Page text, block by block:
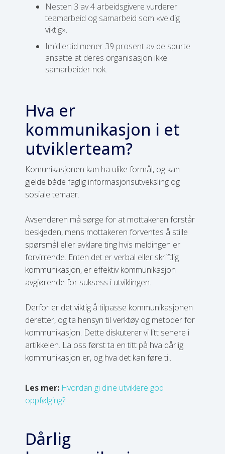
Nesten 3 av 4 arbeidsgivere vurderer
teamarbeid og samarbeid som «veldig
viktig».
Imidlertid mener 39 prosent av de spurte
ansatte at deres organisasjon ikke
samarbeider nok.
Hva er
kommunikasjon i et
utviklerteam?
Komunikasjonen kan ha ulike formål, og kan
gjelde både faglig informasjonsutveksling og
sosiale temaer.
Avsenderen må sørge for at mottakeren forstår
beskjeden, mens mottakeren forventes å stille
spørsmål eller avklare ting hvis meldingen er
forvirrende. Enten det er verbal eller skriftlig
kommunikasjon, er effektiv kommunikasjon
avgjørende for suksess i utviklingen.
Derfor er det viktig å tilpasse kommunikasjonen
deretter, og ta hensyn til verktøy og metoder for
kommunikasjon. Dette diskuterer vi litt senere i
artikkelen. La oss først ta en titt på hva dårlig
kommunikasjon er, og hva det kan føre til.
Les mer: Hvordan gi dine utviklere god
oppfølging?
Dårlig